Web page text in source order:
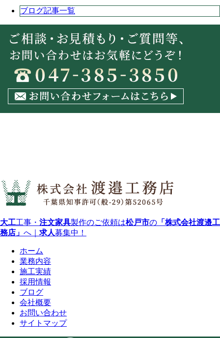
ブログ記事一覧
大工工事・ 注文家具製作のご依頼は松戸市の 「株式会社渡邉工
務店」 へ｜ 求人募集中！
ホーム
業務内容
施工実績
採用情報
ブログ
会社概要
お問い合わせ
サイトマップ